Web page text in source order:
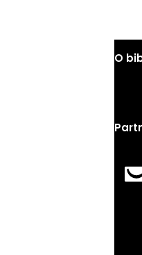
O